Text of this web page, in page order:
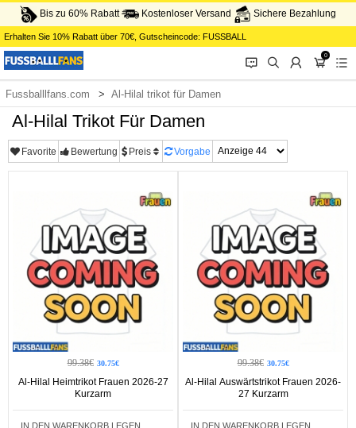
Bis zu 60% Rabatt Kostenloser Versand Sichere Bezahlung
Erhalten Sie 10% Rabatt über 70€ , Gutscheincode: FUSSBALL
󰂱 󰂨 󰃳
0
󰃦 󰃖
Fussballlfans.com Al-Hilal trikot für Damen
Al-Hilal Trikot Für Damen
Favorite Bewertung Preis Vorgabe
99.38€ 30.75€
Al-Hilal Heimtrikot Frauen 2026-27
Kurzarm
IN DEN WARENKORB LEGEN
99.38€ 30.75€
Al-Hilal Auswärtstrikot Frauen 2026-
27 Kurzarm
IN DEN WARENKORB LEGEN